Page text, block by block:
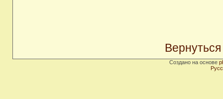
Создано на основе